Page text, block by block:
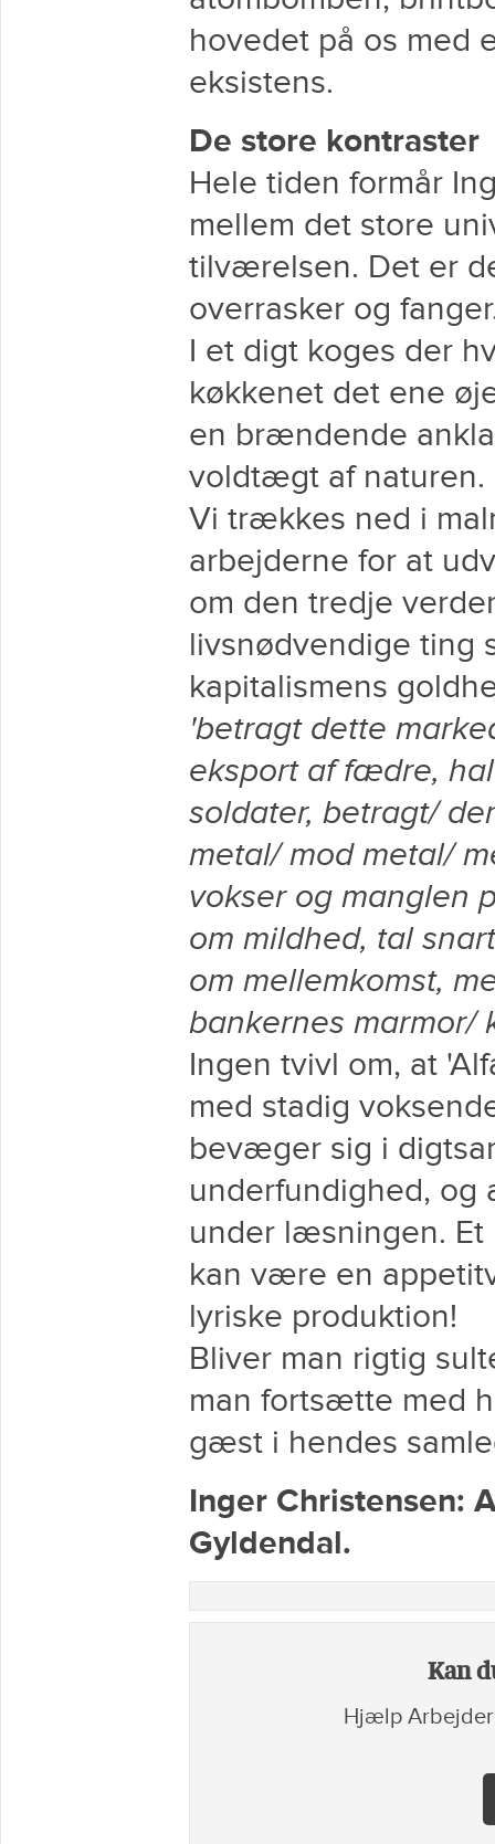
hovedet på os med
eksistens.
De store kontraster
Hele tiden formår
mellem det store
tilværelsen. Det er
overrasker og
I et digt koges der
køkkenet det ene
en brændende
voldtægt af naturen.
Vi trækkes ned i
arbejderne for at
om den tredje
livsnødvendige ting
kapitalismens
'betragt dette
eksport af fædre,
soldater, betragt/
metal/ mod metal/
vokser og manglen
om mildhed, tal
om mellemkomst,
bankernes marmor/
Ingen tvivl om, at
med stadig
bevæger sig i
underfundighed,
under læsningen.
kan være en
lyriske produktion!
Bliver man rigtig
man fortsætte med
gæst i hendes
Inger Christensen:
Gyldendal.
Kan
Hjælp